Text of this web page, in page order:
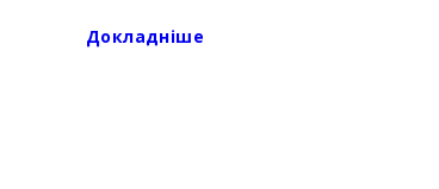
знаходиться центр Порто Колома в
море, вид на сад і басейни, басейн з
Докладніше